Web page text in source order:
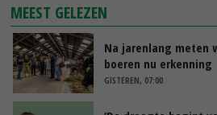
MEEST GELEZEN
Na jarenlang meten
boeren nu erkenning
GISTEREN, 07:00